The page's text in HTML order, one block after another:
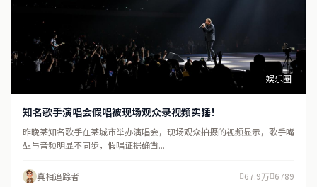
娱乐圈
知名歌手演唱会假唱被现场观众录视频实锤！
昨晚某知名歌手在某城市举办演唱会，现场观众拍摄的视频显示，歌手嘴
型与音频明显不同步，假唱证据确凿...
真相追踪者 67.9万 6789